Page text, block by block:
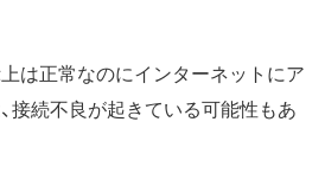
は正常なのにインターネットにア
接続不良が起きている可能性もあ